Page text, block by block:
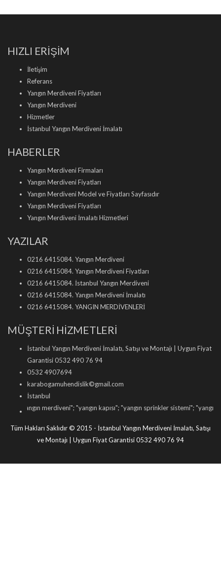
HIZLI ERİŞİM
İletişim
Referans
Yangın Merdiveni Fiyatları
Yangın Merdiveni
Hizmetler
İstanbul Yangın Merdiveni İmalatı
HABERLER
Yangın Merdiveni Firmaları
Yangın Merdiveni Fiyatları
Yangın Merdiveni Model ve Fiyatları Sayfasıdır
Yangın Merdiveni Fiyatları
Yangın Merdiveni İmalatı Hizmetleri
YAZILAR
0216 6415084. Yangın Merdiveni
0216 6415084. Yangın Merdiveni Fiyatları
0216 6415084. İstanbul Yangın Merdiveni
0216 6415084. Yangın Merdiveni İmalatı
0216 6415084. YANGIN MERDİVENLERİ
MÜŞTERİ HİZMETLERİ
İstanbul Yangın Merdiveni İmalatı, Satışı ve Montajı | Uygun Fiyat
Garantisi 0532 490 76 94
0532 4907694
karabogamuhendislik©gmail.com
İstanbul
yangın merdiveni"; "yangın kapısı"; "yangın sprinkler sistemi"; "yangın dolabı
Tüm Hakları Saklıdır © 2015 - İstanbul Yangın Merdiveni İmalatı, Satışı
ve Montajı | Uygun Fiyat Garantisi 0532 490 76 94